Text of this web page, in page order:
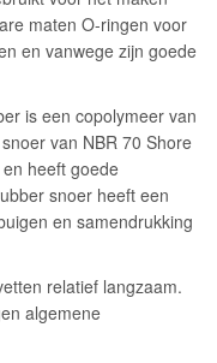
maten O-ringen voor
en vanwege zijn goede
is een copolymeer van
van NBR 70 Shore
heeft goede
snoer heeft een
en samendrukking
relatief langzaam.
algemene